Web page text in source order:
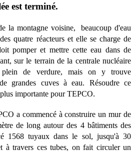
est terminé.
la montagne voisine, beaucoup d'eau
quatre réacteurs et elle se charge de
pomper et mettre cette eau dans de
sur le terrain de la centrale nucléaire
plein de verdure, mais on y trouve
grandes cuves à eau. Résoudre ce
importante pour TEPCO.
a commencé à construire un mur de
de long autour des 4 bâtiments des
1568 tuyaux dans le sol, jusqu'à 30
à travers ces tubes, on fait circuler un